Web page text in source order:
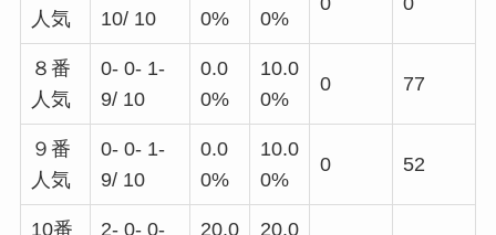
人気
10/ 10
0%
0%
８番
人気
0- 0- 1-
9/ 10
0.0
0%
10.0
0%
0 77
９番
人気
0- 0- 1-
9/ 10
0.0
0%
10.0
0%
0 52
10番
2- 0- 0-
20.0
20.0